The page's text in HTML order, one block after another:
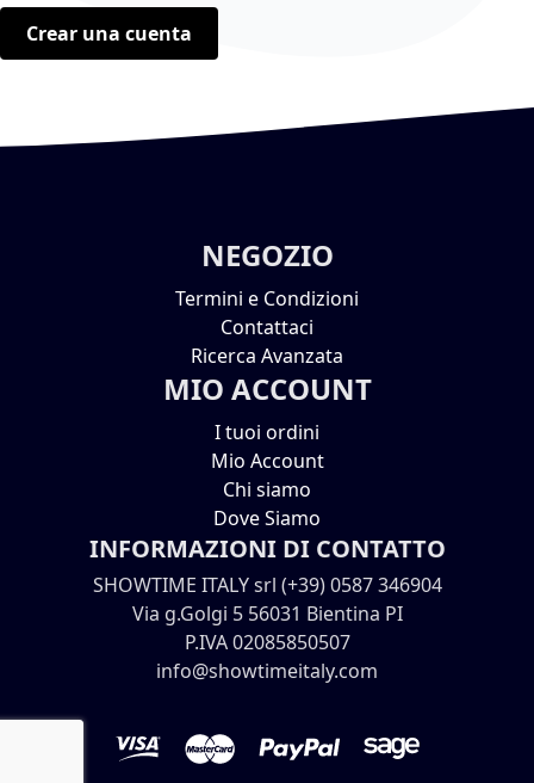
Crear una cuenta
NEGOZIO
Termini e Condizioni
Contattaci
Ricerca Avanzata
MIO ACCOUNT
I tuoi ordini
Mio Account
Chi siamo
Dove Siamo
INFORMAZIONI DI CONTATTO
SHOWTIME ITALY srl (+39) 0587 346904
Via g.Golgi 5 56031 Bientina PI
P.IVA 02085850507
info@showtimeitaly.com